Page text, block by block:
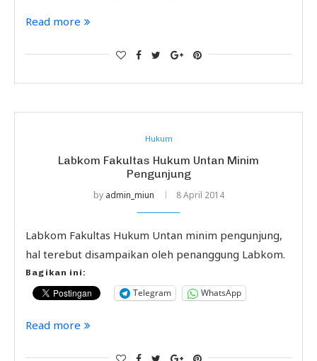
Read more
Hukum
Labkom Fakultas Hukum Untan Minim
Pengunjung
by admin_miun 8 April 2014
Labkom Fakultas Hukum Untan minim pengunjung,
hal terebut disampaikan oleh penanggung Labkom.
Bagikan ini:
Telegram WhatsApp
Read more